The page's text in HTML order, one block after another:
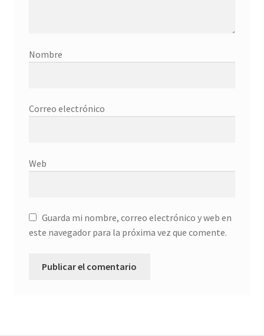
Galería
Imprescindible
Mi cuenta
Política de privacidad
Nombre
Correo electrónico
Web
Guarda mi nombre, correo electrónico y web en
este navegador para la próxima vez que comente.